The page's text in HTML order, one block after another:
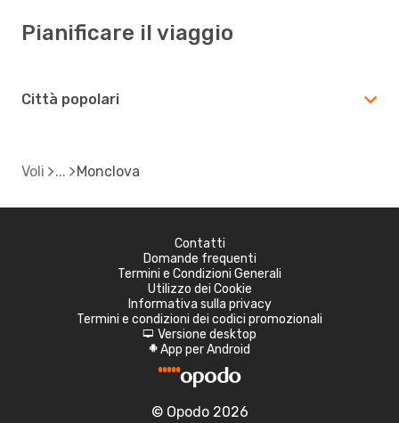
Pianificare il viaggio
Città popolari
Voli Monclova
Contatti
Domande frequenti
Termini e Condizioni Generali
Utilizzo dei Cookie
Informativa sulla privacy
Termini e condizioni dei codici promozionali
d Versione desktop
A App per Android
© Opodo 2026